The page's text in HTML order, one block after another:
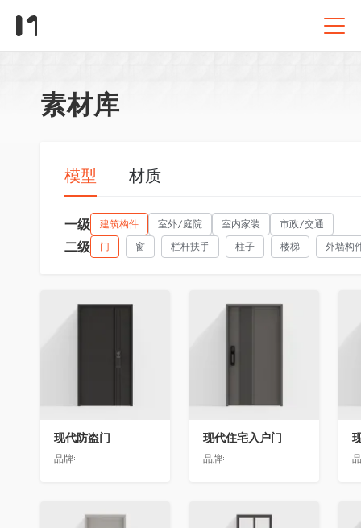
素材库
模型 材质
一级 建筑构件 室外/庭院 室内家装 市政/交通
二级 门 窗 栏杆扶手 柱子 楼梯 外墙构
收藏
现代防盗门
品牌: -
收藏
现代住宅入户门
品牌: -
收藏 收藏